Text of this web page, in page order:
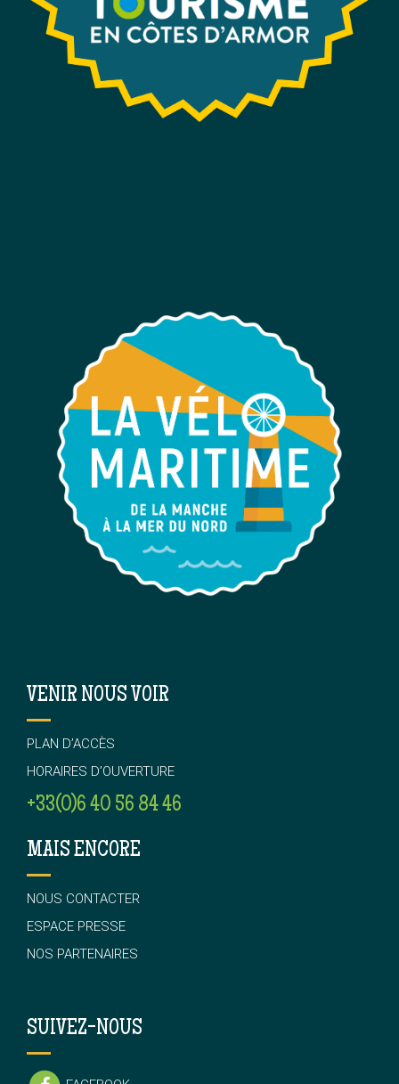
VENIR NOUS VOIR
PLAN D’ACCÈS
HORAIRES D’OUVERTURE
+33(0)6 40 56 84 46
MAIS ENCORE
NOUS CONTACTER
ESPACE PRESSE
NOS PARTENAIRES
SUIVEZ-NOUS